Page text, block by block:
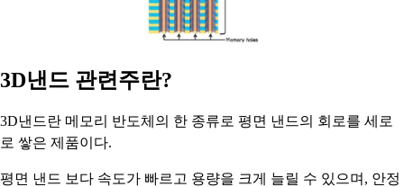
3D낸드 관련주란?
3D낸드란 메모리 반도체의 한 종류로 평면 낸드의 회로를 세로
로 쌓은 제품이다.
평면 낸드 보다 속도가 빠르고 용량을 크게 늘릴 수 있으며, 안정